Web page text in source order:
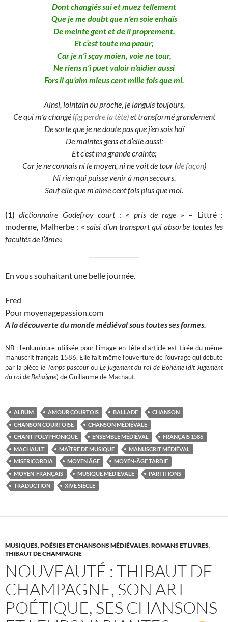
Dont changiés sui et muez tellement
Que je me doubt que n’en soie enhaïs
De meinte gent et de li proprement.
Et c’est toute ma paour;
Car je n’i sçay moien, voie ne tour,
Ne riens n’i puet valoir n’aidier aussi
Fors li qu’aim mieus cent mille fois que mi.
Ainsi, lointain ou proche, je languis toujours,
Ce qui m’a changé (fig perdre la tête)et transformé grandement
De sorte que je ne doute pas que j’en sois haï
De maintes gens et d’elle aussi;
Et c’est ma grande crainte;
Car je ne connais ni le moyen, ni ne voit de tour (de façon)
Ni rien qui puisse venir à mon secours,
Sauf elle que m’aime cent fois plus que moi.
(1) dictionnaire Godefroy court: « pris de rage » – Littré :
moderne, Malherbe : «saisi d’un transport qui absorbe toutes les
facultés de l’âme«
En vous souhaitant une belle journée.
Fred
Pour moyenagepassion.com
A la découverte du monde médiéval sous toutes ses formes.
NB : l’enluminure utilisée pour l’image en-tête d’article est tirée du même
manuscrit français 1586. Elle fait même l’ouverture de l’ouvrage qui débute
par la pièce le Temps pascourouLe jugement du roi de Bohème(dit Jugement
du roi de Behaigne) de Guillaume de Machaut.
ALBUM AMOUR COURTOIS BALLADE
CHANSON
CHANSON COURTOISE
CHANSON MÉDIÉVALE
CHANT POLYPHONIQUE
ENSEMBLE MÉDIÉVAL
FRANÇAIS 1586
MACHAULT
MAÎTRE DE MUSIQUE
MANUSCRIT MÉDIÉVAL
MISERICORDIA
MOYEN ÂGE
MOYEN-ÂGE TARDIF
MOYEN-FRANÇAIS
MUSIQUE MÉDIÉVALE
PARTITIONS
TRADUCTION
XIVE SIÈCLE
MUSIQUES, POÉSIES ET CHANSONS MÉDIÉVALES,ROMANS ET LIVRES,
THIBAUT DE CHAMPAGNE
NOUVEAUTÉ : THIBAUT DE
CHAMPAGNE, SON ART
POÉTIQUE, SES CHANSONS